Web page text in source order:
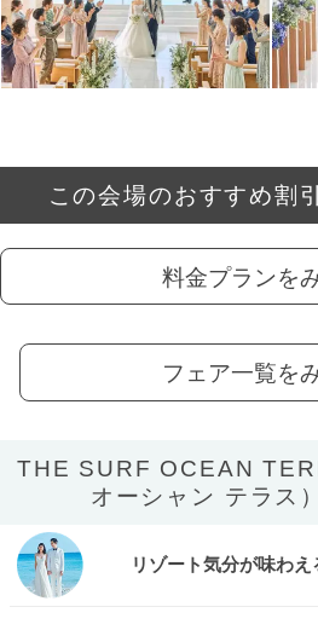
この会場のおすすめ割
料金プランを
フェア一覧を
THE SURF OCEAN
オーシャン テラス
リゾート気分が味わ